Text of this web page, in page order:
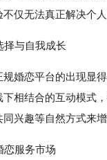
仅无法真正解决个
择与自我成长
婚恋平台的出现显
相结合的互动模式
兴趣等自然方式来
恋服务市场